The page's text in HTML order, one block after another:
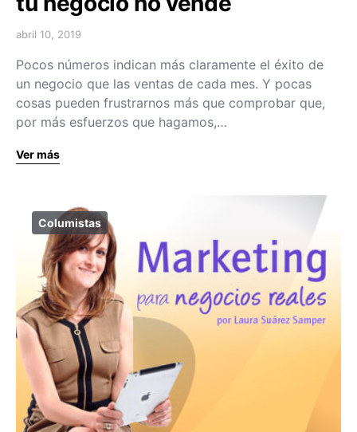
abril 10, 2019
Pocos números indican más claramente el éxito de
un negocio que las ventas de cada mes. Y pocas
cosas pueden frustrarnos más que comprobar que,
por más esfuerzos que hagamos,…
Ver más
Columistas